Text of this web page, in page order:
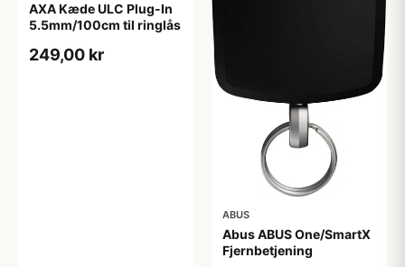
AXA Kæde ULC Plug-In
5.5mm/100cm til ringlås
249,00 kr
ABUS
Abus ABUS One/SmartX
Fjernbetjening